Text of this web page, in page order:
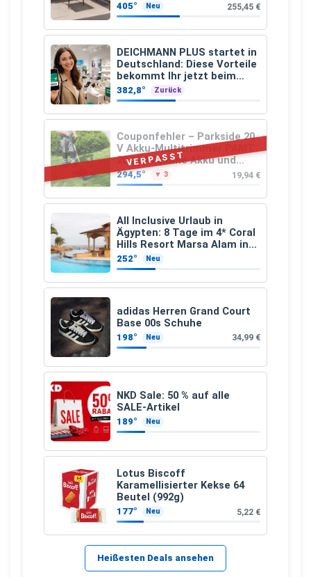
405° Neu 255,45 €
DEICHMANN PLUS startet in
Deutschland: Diese Vorteile
bekommt Ihr jetzt beim
Schuhkauf
382,8° Zurück
VERPASST
Couponfehler – Parkside 20
V Akku-Multitrimmer PAMT
20-Li A1 (ohne Akku und
Ladegerät)
294,5° ▼ 3 19,94 €
All Inclusive Urlaub in
Ägypten: 8 Tage im 4* Coral
Hills Resort Marsa Alam inkl.
Flüge ab 299 € p.P.
252° Neu
adidas Herren Grand Court
Base 00s Schuhe
198° Neu 34,99 €
NKD Sale: 50 % auf alle
SALE-Artikel
189° Neu
Lotus Biscoff
Karamellisierter Kekse 64
Beutel (992g)
177° Neu 5,22 €
Heißesten Deals ansehen